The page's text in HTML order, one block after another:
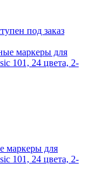
под заказ
маркеры для
101, 24 цвета, 2-